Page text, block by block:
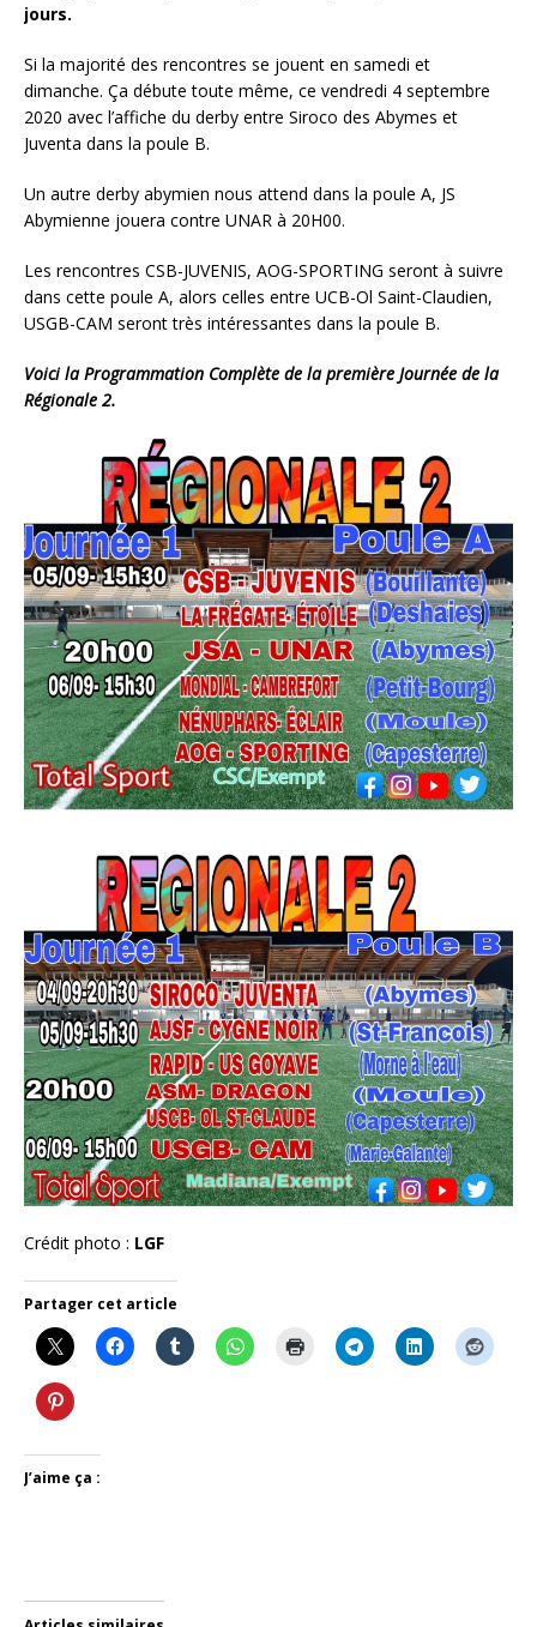
jours.
Si la majorité des rencontres se jouent en samedi et
dimanche. Ça débute toute même, ce vendredi 4 septembre
2020 avec l’affiche du derby entre Siroco des Abymes et
Juventa dans la poule B.
Un autre derby abymien nous attend dans la poule A, JS
Abymienne jouera contre UNAR à 20H00.
Les rencontres CSB-JUVENIS, AOG-SPORTING seront à suivre
dans cette poule A, alors celles entre UCB-Ol Saint-Claudien,
USGB-CAM seront très intéressantes dans la poule B.
Voici la Programmation Complète de la première Journée de la
Régionale 2.
Crédit photo : LGF
Partager cet article
J’aime ça :